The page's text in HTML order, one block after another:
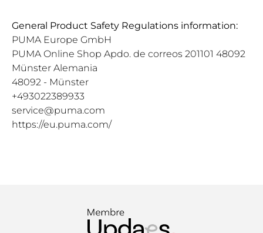
General Product Safety Regulations information:
PUMA Europe GmbH
PUMA Online Shop Apdo. de correos 201101 48092
Münster Alemania
48092 - Münster
+493022389933
service@puma.com
https://eu.puma.com/